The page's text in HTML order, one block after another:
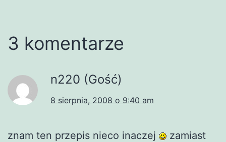
3 komentarze
n220 (Gość)
8 sierpnia, 2008 o 9:40 am
znam ten przepis nieco inaczej
zamiast